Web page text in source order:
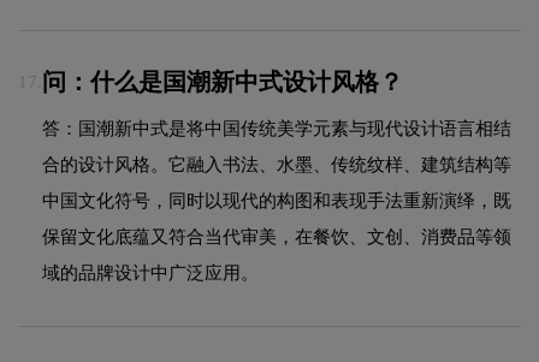
17. 问：什么是国潮新中式设计风格？
答：国潮新中式是将中国传统美学元素与现代设计语言相结
合的设计风格。它融入书法、水墨、传统纹样、建筑结构等
中国文化符号，同时以现代的构图和表现手法重新演绎，既
保留文化底蕴又符合当代审美，在餐饮、文创、消费品等领
域的品牌设计中广泛应用。